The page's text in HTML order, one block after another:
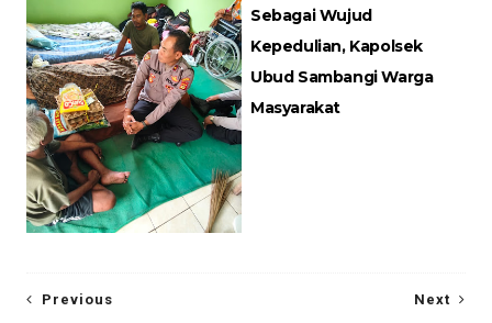
Sebagai Wujud
Kepedulian, Kapolsek
Ubud Sambangi Warga
Masyarakat
Next
Previous